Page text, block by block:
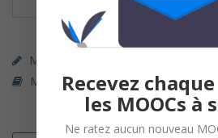
MOOC (gratuit)
Mathématiques / Statistiques
Recevez
les MOOCs à
Ne ratez aucun nouveau